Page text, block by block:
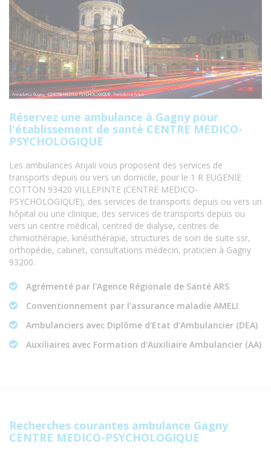
Réservez une ambulance à Gagny pour
l'établissement de santé CENTRE MEDICO-
PSYCHOLOGIQUE
Les ambulances Anjali vous proposent des services de
transports depuis ou vers un domicile, pour le 1 R EUGENIE
COTTON 93420 VILLEPINTE (CENTRE MEDICO-
PSYCHOLOGIQUE), des services de transports depuis ou vers un
hôpital ou une clinique, des services de transports depuis ou
vers un centre médical, centred de dialyse, centres de
chimiothérapie, kinésithérapie, structures de soin de suite ssr,
orthopédie, cabinet, consultations médecin, praticien à Gagny
93200.
Agrémenté par l'Agence Régionale de Santé ARS
Conventionnement par l'assurance maladie AMELI
Ambulanciers avec Diplôme d'Etat d'Ambulancier (DEA)
Auxiliaires avec Formation d'Auxiliaire Ambulancier (AA)
Recherches courantes ambulance Gagny
CENTRE MEDICO-PSYCHOLOGIQUE